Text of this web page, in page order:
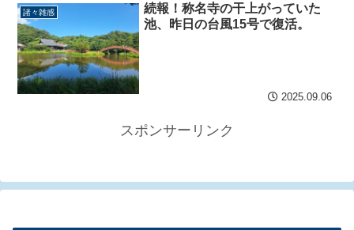
諸々雑感
続報！称名寺の干上がっていた
池、昨日の台風15号で復活。
2025.09.06
スポンサーリンク